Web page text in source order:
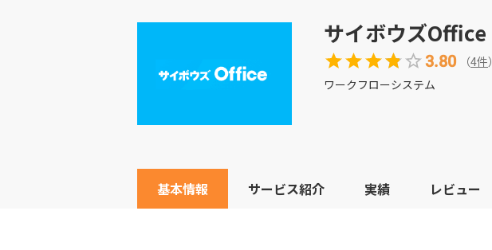
サイボウズOffice
3.80 （4件）
ワークフローシステム
基本情報 サービス紹介 実績 レビュー